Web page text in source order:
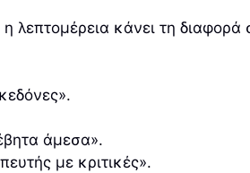
λεπτομέρεια κάνει τη
άμεσα».
με κριτικές».